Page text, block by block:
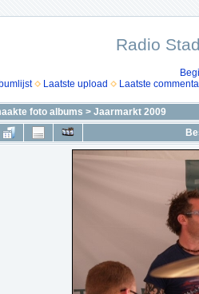
Radio
Laatste upload Laatste
foto albums > Jaarmarkt 2009